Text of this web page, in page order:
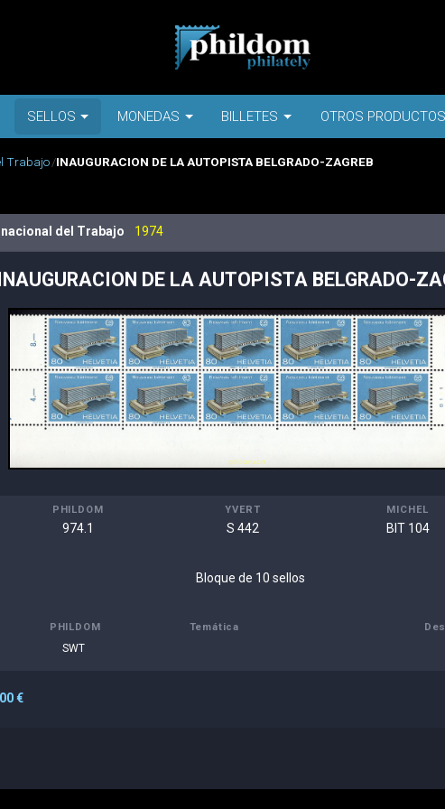
SELLOS MONEDAS BILLETES OTROS PRODUCTOS
Trabajo INAUGURACION DE LA AUTOPISTA BELGRADO-ZAGREB
del Trabajo 1974
DE LA AUTOPISTA BELGRADO-
PHILDOM
974.1
YVERT
S 442
MICHEL
BIT 104
Bloque de 10 sellos
PHILDOM Temática
SWT
€